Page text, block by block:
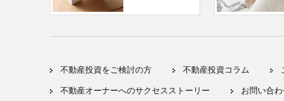
不動産投資をご検討の方 不動産投資コラム
不動産オーナーへのサクセスストーリー お問い合